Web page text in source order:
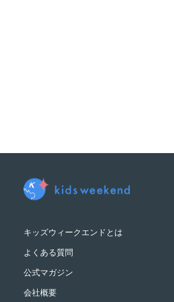
キッズウィークエンドとは
よくある質問
公式マガジン
会社概要